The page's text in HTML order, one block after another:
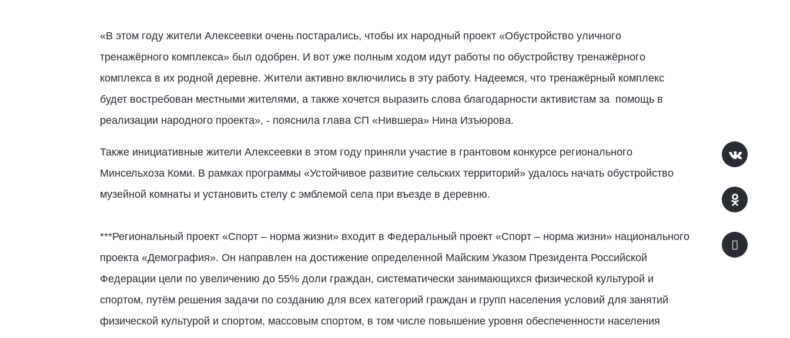
«В этом году жители Алексеевки очень постарались, чтобы их народный проект «Обустройство уличного
тренажёрного комплекса» был одобрен. И вот уже полным ходом идут работы по обустройству тренажёрного
комплекса в их родной деревне. Жители активно включились в эту работу. Надеемся, что тренажёрный комплекс
будет востребован местными жителями, а также хочется выразить слова благодарности активистам за помощь в
реализации народного проекта», - пояснила глава СП «Нившера» Нина Изъюрова.
Также инициативные жители Алексеевки в этом году приняли участие в грантовом конкурсе регионального
Минсельхоза Коми. В рамках программы «Устойчивое развитие сельских территорий» удалось начать обустройство
музейной комнаты и установить стелу с эмблемой села при въезде в деревню.
***Региональный проект «Спорт – норма жизни» входит в Федеральный проект «Спорт – норма жизни» национального
проекта «Демография». Он направлен на достижение определенной Майским Указом Президента Российской
Федерации цели по увеличению до 55% доли граждан, систематически занимающихся физической культурой и
спортом, путём решения задачи по созданию для всех категорий граждан и групп населения условий для занятий
физической культурой и спортом, массовым спортом, в том числе повышение уровня обеспеченности населения